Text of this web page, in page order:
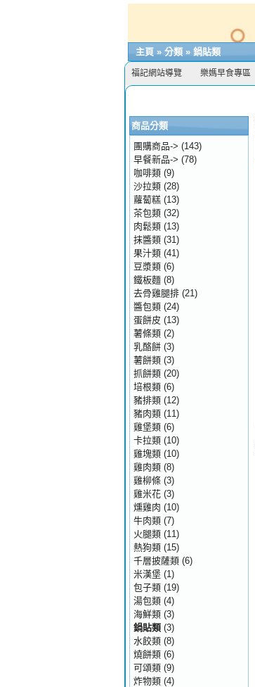
主頁 » 分類 » 鍋貼類
福記網站導覽 樂媽早食專區
商品分類
團購商品-> (143)
早餐新品-> (78)
咖啡類 (9)
沙拉類 (28)
蘿蔔糕 (13)
茶包類 (32)
肉鬆類 (13)
抹醬類 (31)
果汁類 (41)
豆漿類 (6)
鐵板麵 (8)
去骨雞腿排 (21)
醬包類 (24)
蛋餅皮 (13)
薯條類 (2)
乳酪餅 (3)
薯餅類 (3)
抓餅類 (20)
培根類 (6)
豬排類 (12)
豬肉類 (11)
雞堡類 (6)
卡拉類 (10)
雞塊類 (10)
雞肉類 (8)
雞柳條 (3)
雞米花 (3)
燻雞肉 (10)
牛肉類 (7)
火腿類 (11)
熱狗類 (15)
千層披薩類 (6)
米漢堡 (1)
包子類 (19)
湯包類 (4)
海鮮類 (3)
鍋貼類 (3)
水餃類 (8)
燒餅類 (6)
可頌類 (9)
炸物類 (4)